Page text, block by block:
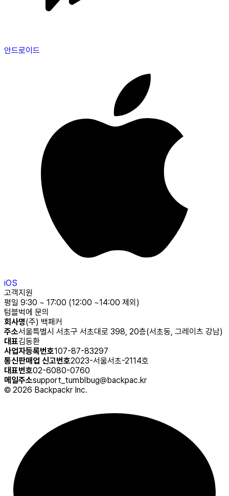
안드로이드
iOS
고객지원
평일 9:30 ~ 17:00 (12:00 ~14:00 제외)
텀블벅에 문의
회사명(주) 백패커
주소서울특별시 서초구 서초대로 398, 20층(서초동, 그레이츠 강남)
대표김동환
사업자등록번호107-87-83297
통신판매업 신고번호2023-서울서초-2114호
대표번호02-6080-0760
메일주소support_tumblbug@backpac.kr
© 2026 Backpackr Inc.